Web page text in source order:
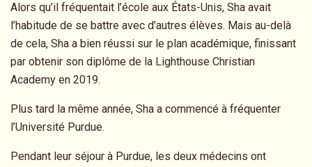
Alors qu’il fréquentait l’école aux États-Unis, Sha avait
l’habitude de se battre avec d’autres élèves. Mais au-delà
de cela, Sha a bien réussi sur le plan académique, finissant
par obtenir son diplôme de la Lighthouse Christian
Academy en 2019.
Plus tard la même année, Sha a commencé à fréquenter
l’Université Purdue.
Pendant leur séjour à Purdue, les deux médecins ont